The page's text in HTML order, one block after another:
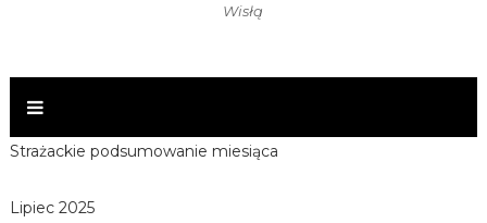
Wisłą
Strażackie podsumowanie miesiąca
Lipiec 2025